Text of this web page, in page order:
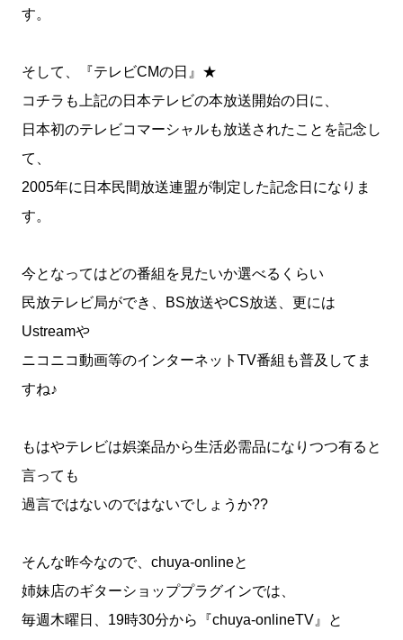
す。
そして、『テレビCMの日』★
コチラも上記の日本テレビの本放送開始の日に、
日本初のテレビコマーシャルも放送されたことを記念し
て、
2005年に日本民間放送連盟が制定した記念日になりま
す。
今となってはどの番組を見たいか選べるくらい
民放テレビ局ができ、BS放送やCS放送、更には
Ustreamや
ニコニコ動画等のインターネットTV番組も普及してま
すね♪
もはやテレビは娯楽品から生活必需品になりつつ有ると
言っても
過言ではないのではないでしょうか??
そんな昨今なので、chuya-onlineと
姉妹店のギターショッププラグインでは、
毎週木曜日、19時30分から『chuya-onlineTV』と